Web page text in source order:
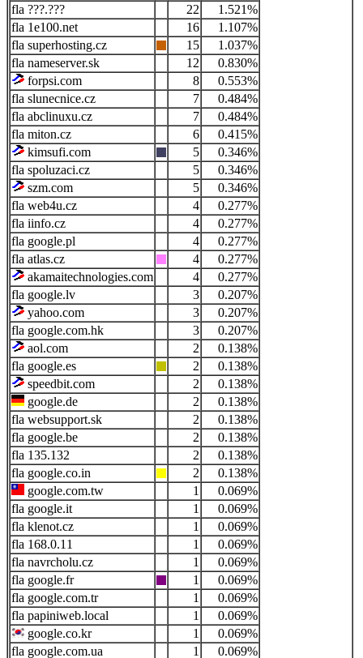
???.???
22
1.521%
1e100.net
16
1.107%
superhosting.cz
15
1.037%
nameserver.sk
12
0.830%
forpsi.com
8
0.553%
slunecnice.cz
7
0.484%
abclinuxu.cz
7
0.484%
miton.cz
6
0.415%
kimsufi.com
5
0.346%
spoluzaci.cz
5
0.346%
szm.com
5
0.346%
web4u.cz
4
0.277%
iinfo.cz
4
0.277%
google.pl
4
0.277%
atlas.cz
4
0.277%
akamaitechnologies.com
4
0.277%
google.lv
3
0.207%
yahoo.com
3
0.207%
google.com.hk
3
0.207%
aol.com
2
0.138%
google.es
2
0.138%
speedbit.com
2
0.138%
google.de
2
0.138%
websupport.sk
2
0.138%
google.be
2
0.138%
135.132
2
0.138%
google.co.in
2
0.138%
google.com.tw
1
0.069%
google.it
1
0.069%
klenot.cz
1
0.069%
168.0.11
1
0.069%
navrcholu.cz
1
0.069%
google.fr
1
0.069%
google.com.tr
1
0.069%
papiniweb.local
1
0.069%
google.co.kr
1
0.069%
google.com.ua
1 0.069%